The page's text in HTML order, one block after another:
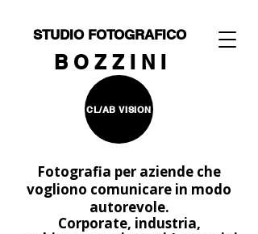
STUDIO FOTOGRAFICO
B O Z Z I N I
CL/AB VISION
Fotografia per aziende che
vogliono comunicare in modo
autorevole.
Corporate, industria,